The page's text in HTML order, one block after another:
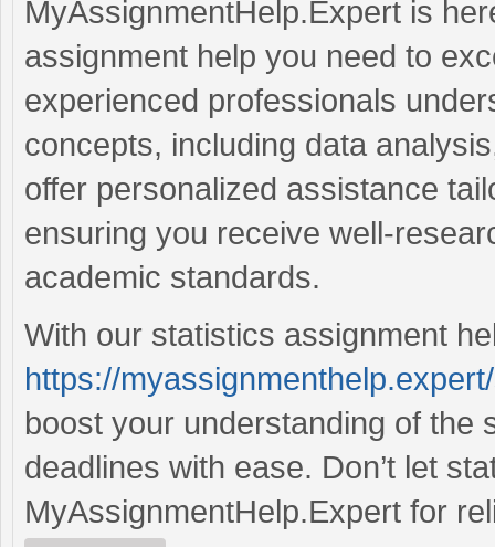
MyAssignmentHelp.Expert is
assignment help you need to
experienced professionals
concepts, including data
offer personalized assistance
ensuring you receive well-
academic standards.
With our statistics assignment
https://
boost your understanding of the
deadlines with ease. Don’t let
MyAssignmentHelp.Expert for